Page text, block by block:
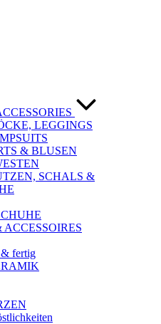
LEGGINGS
& BLUSEN
SCHALS &
fertig